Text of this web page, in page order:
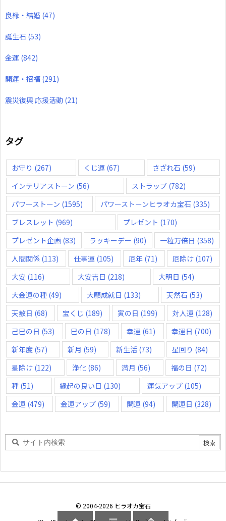
良縁・結婚 (47)
誕生石 (53)
金運 (842)
開運・招福 (291)
震災復興 応援活動 (21)
タグ
お守り (267) くじ運 (67) さざれ石 (59)
インテリアストーン (56) ストラップ(782)
パワーストーン (1595) パワーストーンヒラオカ宝石 (335)
ブレスレット (969) プレゼント (170)
プレゼント企画 (83) ラッキーデー (90) 一粒万倍日 (358)
人間関係 (113) 仕事運 (105) 厄年 (71) 厄除け (107)
大安 (116) 大安吉日 (218) 大明日 (54)
大金運の種 (49) 大願成就日 (133) 天然石 (53)
天赦日 (68) 宝くじ (189) 寅の日 (199) 対人運 (128)
己巳の日 (53) 巳の日 (178) 幸運 (61) 幸運日 (700)
新年度 (57) 新月 (59) 新生活 (73) 星回り (84)
星除け (122) 浄化 (86) 満月 (56) 福の日 (72)
種 (51) 縁起の良い日 (130) 運気アップ(105)
金運 (479) 金運アップ (59) 開運 (94) 開運日 (328)
© 2004-2026 ヒラオカ宝石